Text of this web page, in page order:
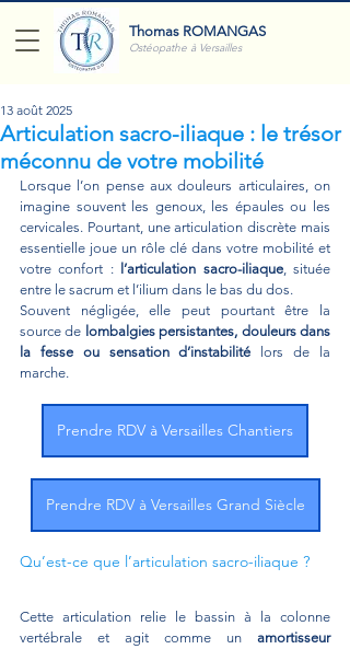
Thomas ROMANGAS
Ostéopathe à Versailles
Articulation sacro-iliaque : le trésor
méconnu de votre mobilité
13 août 2025
Lorsque l’on pense aux douleurs articulaires, on
imagine souvent les genoux, les épaules ou les
cervicales. Pourtant, une articulation discrète mais
essentielle joue un rôle clé dans votre mobilité et
votre confort : l’articulation sacro-iliaque, située
entre le sacrum et l’ilium dans le bas du dos.
Souvent négligée, elle peut pourtant être la
source de lombalgies persistantes, douleurs dans
la fesse ou sensation d’instabilité lors de la
marche.
Prendre RDV à Versailles Chantiers
Prendre RDV à Versailles Grand Siècle
Qu’est-ce que l’articulation sacro-iliaque ?
Cette articulation relie le bassin à la colonne
vertébrale et agit comme un amortisseur